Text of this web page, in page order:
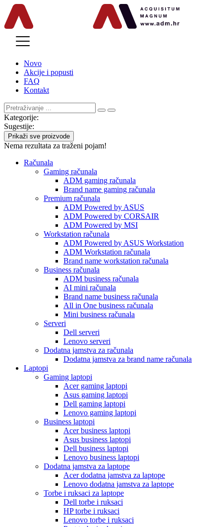
Novo
Akcije i popusti
FAQ
Kontakt
Kategorije:
Sugestije:
Prikaži sve proizvode
Nema rezultata za traženi pojam!
Računala
Gaming računala
ADM gaming računala
Brand name gaming računala
Premium računala
ADM Powered by ASUS
ADM Powered by CORSAIR
ADM Powered by MSI
Workstation računala
ADM Powered by ASUS Workstation
ADM Workstation računala
Brand name workstation računala
Business računala
ADM business računala
AI mini računala
Brand name business računala
All in One business računala
Mini business računala
Serveri
Dell serveri
Lenovo serveri
Dodatna jamstva za računala
Dodatna jamstva za brand name računala
Laptopi
Gaming laptopi
Acer gaming laptopi
Asus gaming laptopi
Dell gaming laptopi
Lenovo gaming laptopi
Business laptopi
Acer business laptopi
Asus business laptopi
Dell business laptopi
Lenovo business laptopi
Dodatna jamstva za laptope
Acer dodatna jamstva za laptope
Lenovo dodatna jamstva za laptope
Torbe i ruksaci za laptope
Dell torbe i ruksaci
HP torbe i ruksaci
Lenovo torbe i ruksaci